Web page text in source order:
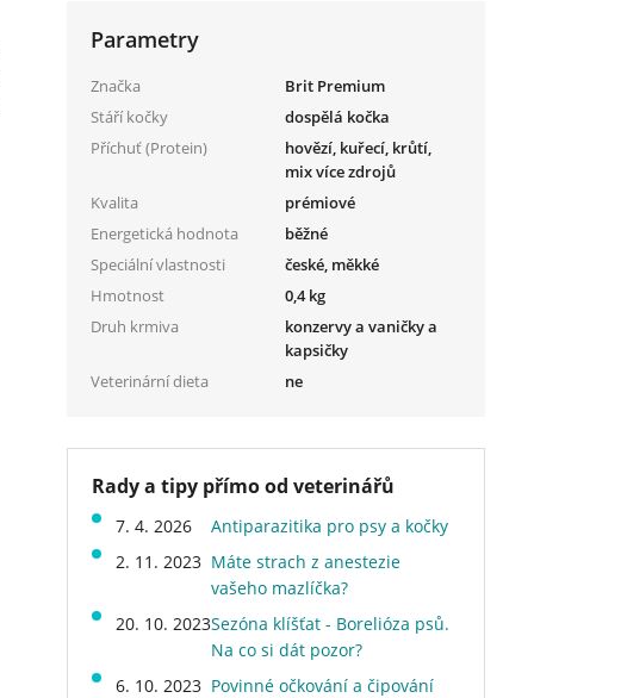
Parametry
Značka
Brit Premium
Stáří kočky
dospělá kočka
Příchuť (Protein)
hovězí, kuřecí, krůtí,
mix více zdrojů
Kvalita
prémiové
Energetická hodnota
běžné
Speciální vlastnosti
české, měkké
Hmotnost
0,4 kg
Druh krmiva
konzervy a vaničky a
kapsičky
Veterinární dieta
ne
Rady a tipy přímo od veterinářů
7. 4. 2026
Antiparazitika pro psy a kočky
2. 11. 2023 Máte strach z anestezie
vašeho mazlíčka?
20. 10. 2023Sezóna klíšťat - Borelióza psů.
Na co si dát pozor?
6. 10. 2023 Povinné očkování a čipování